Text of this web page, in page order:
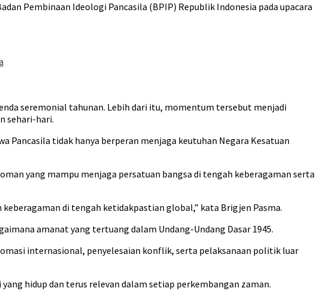
Pembinaan Ideologi Pancasila (BPIP) Republik Indonesia pada upacara
seremonial tahunan. Lebih dari itu, momentum tersebut menjadi
sehari-hari.
Pancasila tidak hanya berperan menjaga keutuhan Negara Kesatuan
yang mampu menjaga persatuan bangsa di tengah keberagaman serta
di tengah ketidakpastian global,” kata Brigjen Pasma.
amanat yang tertuang dalam Undang-Undang Dasar 1945.
internasional, penyelesaian konflik, serta pelaksanaan politik luar
hidup dan terus relevan dalam setiap perkembangan zaman.